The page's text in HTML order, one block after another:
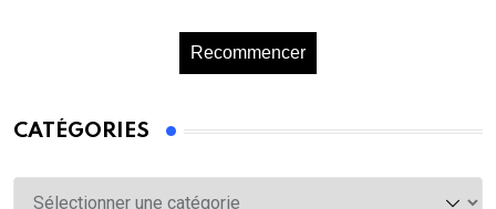
Recommencer
CATÉGORIES
Catégories